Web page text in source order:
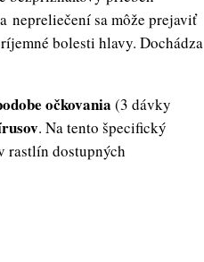
nepreliečení sa môže prejaviť
bolesti hlavy. Dochádza
očkovania (3 dávky
. Na tento špecifický
rastlín dostupných